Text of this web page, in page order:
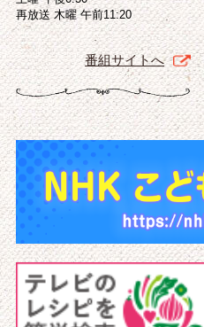
再放送 木曜 午前11:20
番組サイトへ